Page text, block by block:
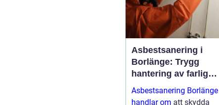
Asbestsanering i
Borlänge: Trygg
hantering av farliga
fibrer
Asbestsanering Borlänge
handlar om att skydda